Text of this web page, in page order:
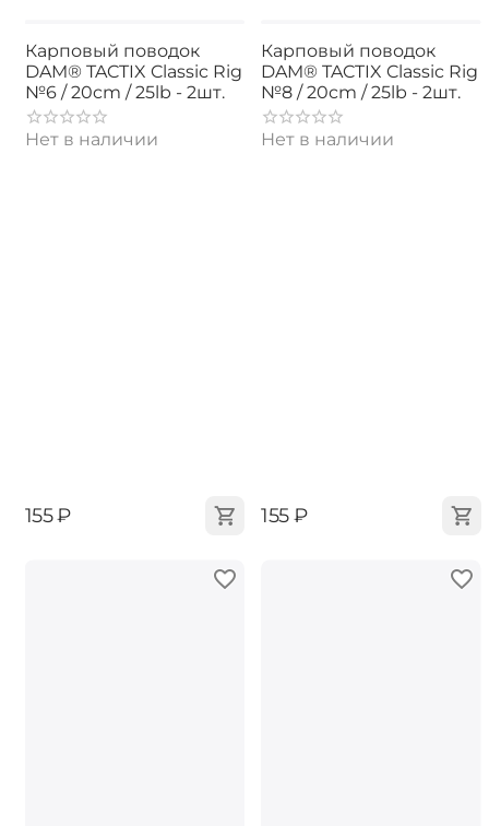
Карповый поводок
DAM® TACTIX Classic Rig
№6 / 20cm / 25lb - 2шт.
Нет в наличии
‍155‍₽
Карповый поводок
DAM® TACTIX Classic Rig
№8 / 20cm / 25lb - 2шт.
Нет в наличии
‍155‍₽